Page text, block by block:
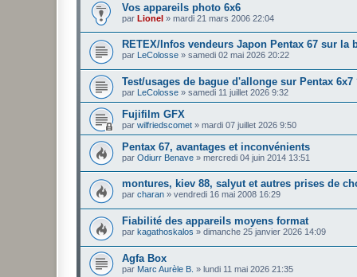
Vos appareils photo 6x6
par Lionel » mardi 21 mars 2006 22:04
RETEX/Infos vendeurs Japon Pentax 67 sur la
par LeColosse » samedi 02 mai 2026 20:22
Test/usages de bague d'allonge sur Pentax 6x7
par LeColosse » samedi 11 juillet 2026 9:32
Fujifilm GFX
par wilfriedscomet » mardi 07 juillet 2026 9:50
Pentax 67, avantages et inconvénients
par Odiurr Benave » mercredi 04 juin 2014 13:51
montures, kiev 88, salyut et autres prises de
par charan » vendredi 16 mai 2008 16:29
Fiabilité des appareils moyens format
par kagathoskalos » dimanche 25 janvier 2026 14:09
Agfa Box
par Marc Aurèle B. » lundi 11 mai 2026 21:35